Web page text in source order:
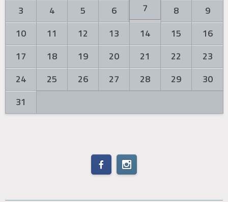
3
4 5 6 7 8
9
10
11 12 13 14 15
16
17
18 19 20 21 22
23
24
25 26 27 28 29
30
31